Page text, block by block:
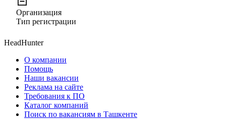
Организация
Тип регистрации
HeadHunter
О компании
Помощь
Наши вакансии
Реклама на сайте
Требования к ПО
Каталог компаний
Поиск по вакансиям в Ташкенте